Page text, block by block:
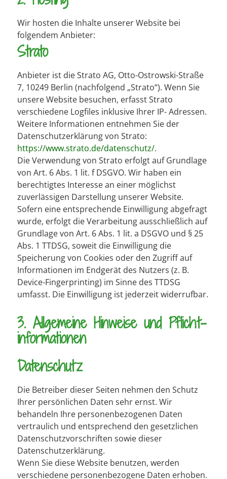
Wir hosten die Inhalte unserer Website bei
folgendem Anbieter:
Strato
Anbieter ist die Strato AG, Otto-Ostrowski-Straße
7, 10249 Berlin (nachfolgend „Strato“). Wenn Sie
unsere Website besuchen, erfasst Strato
verschiedene Logfiles inklusive Ihrer IP- Adressen.
Weitere Informationen entnehmen Sie der
Datenschutzerklärung von Strato:
https://www.strato.de/datenschutz/.
Die Verwendung von Strato erfolgt auf Grundlage
von Art. 6 Abs. 1 lit. f DSGVO. Wir haben ein
berechtigtes Interesse an einer möglichst
zuverlässigen Darstellung unserer Website.
Sofern eine entsprechende Einwilligung abgefragt
wurde, erfolgt die Verarbeitung ausschließlich auf
Grundlage von Art. 6 Abs. 1 lit. a DSGVO und § 25
Abs. 1 TTDSG, soweit die Einwilligung die
Speicherung von Cookies oder den Zugriff auf
Informationen im Endgerät des Nutzers (z. B.
Device-Fingerprinting) im Sinne des TTDSG
umfasst. Die Einwilligung ist jederzeit widerrufbar.
3. Allgemeine Hinweise und Pflicht­
informationen
Datenschutz
Die Betreiber dieser Seiten nehmen den Schutz
Ihrer persönlichen Daten sehr ernst. Wir
behandeln Ihre personenbezogenen Daten
vertraulich und entsprechend den gesetzlichen
Datenschutzvorschriften sowie dieser
Datenschutzerklärung.
Wenn Sie diese Website benutzen, werden
verschiedene personenbezogene Daten erhoben.